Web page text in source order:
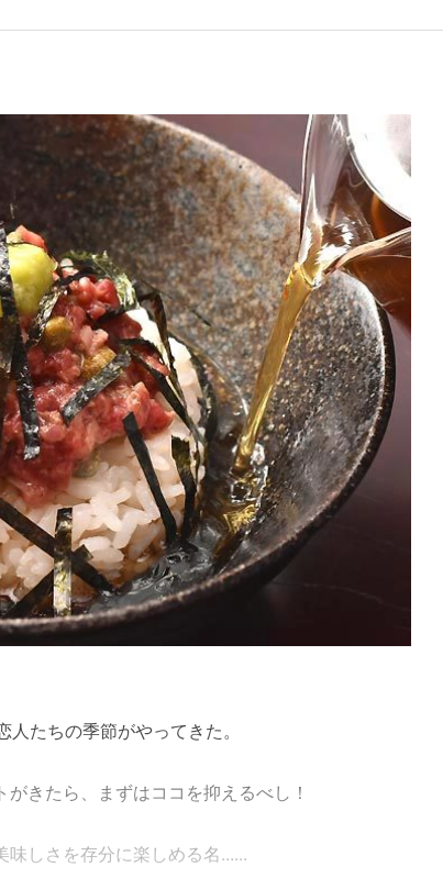
たちの季節がやってきた。
きたら、まずはココを抑えるべし！
しさを存分に楽しめる名......